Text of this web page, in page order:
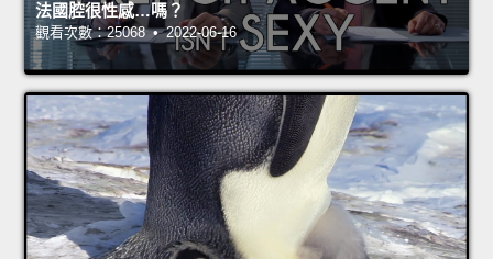
法國腔很性感…嗎？
觀看次數：25068 • 2022-06-16